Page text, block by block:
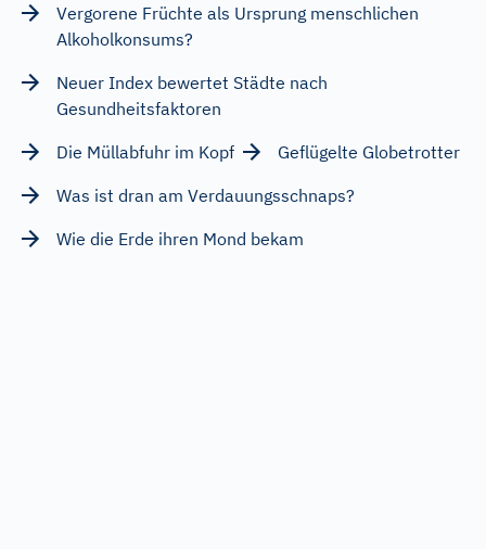
Vergorene Früchte als Ursprung menschlichen
Alkoholkonsums?
Neuer Index bewertet Städte nach
Gesundheitsfaktoren
Die Müllabfuhr im Kopf
Geflügelte Globetrotter
Was ist dran am Verdauungsschnaps?
Wie die Erde ihren Mond bekam